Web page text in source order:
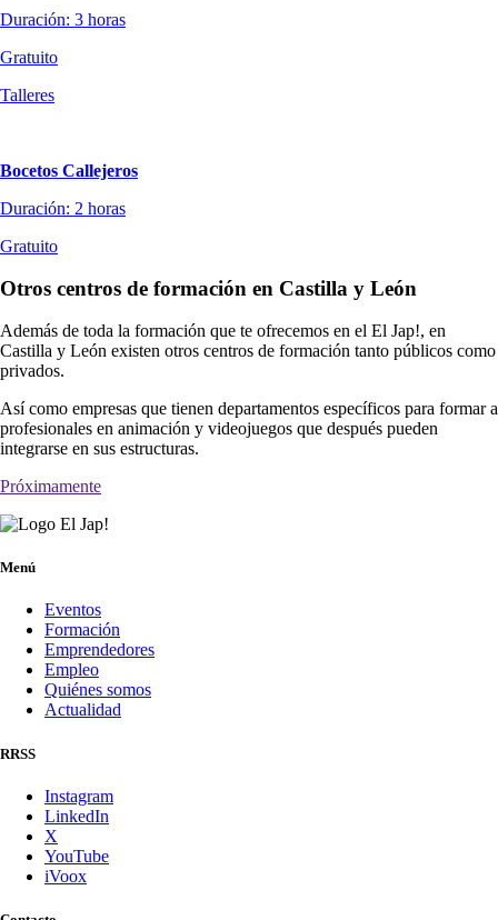
Duración: 3 horas
Gratuito
Talleres
Bocetos Callejeros
Duración: 2 horas
Gratuito
Otros centros de formación en Castilla y León
Además de toda la formación que te ofrecemos en el El Jap!, en
Castilla y León existen otros centros de formación tanto públicos como
privados.
Así como empresas que tienen departamentos específicos para formar a
profesionales en animación y videojuegos que después pueden
integrarse en sus estructuras.
Próximamente
Menú
Eventos
Formación
Emprendedores
Empleo
Quiénes somos
Actualidad
RRSS
Instagram
LinkedIn
X
YouTube
iVoox